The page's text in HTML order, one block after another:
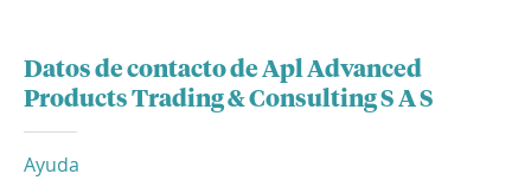
Datos de contacto de Apl Advanced
Products Trading & Consulting S A S
Ayuda